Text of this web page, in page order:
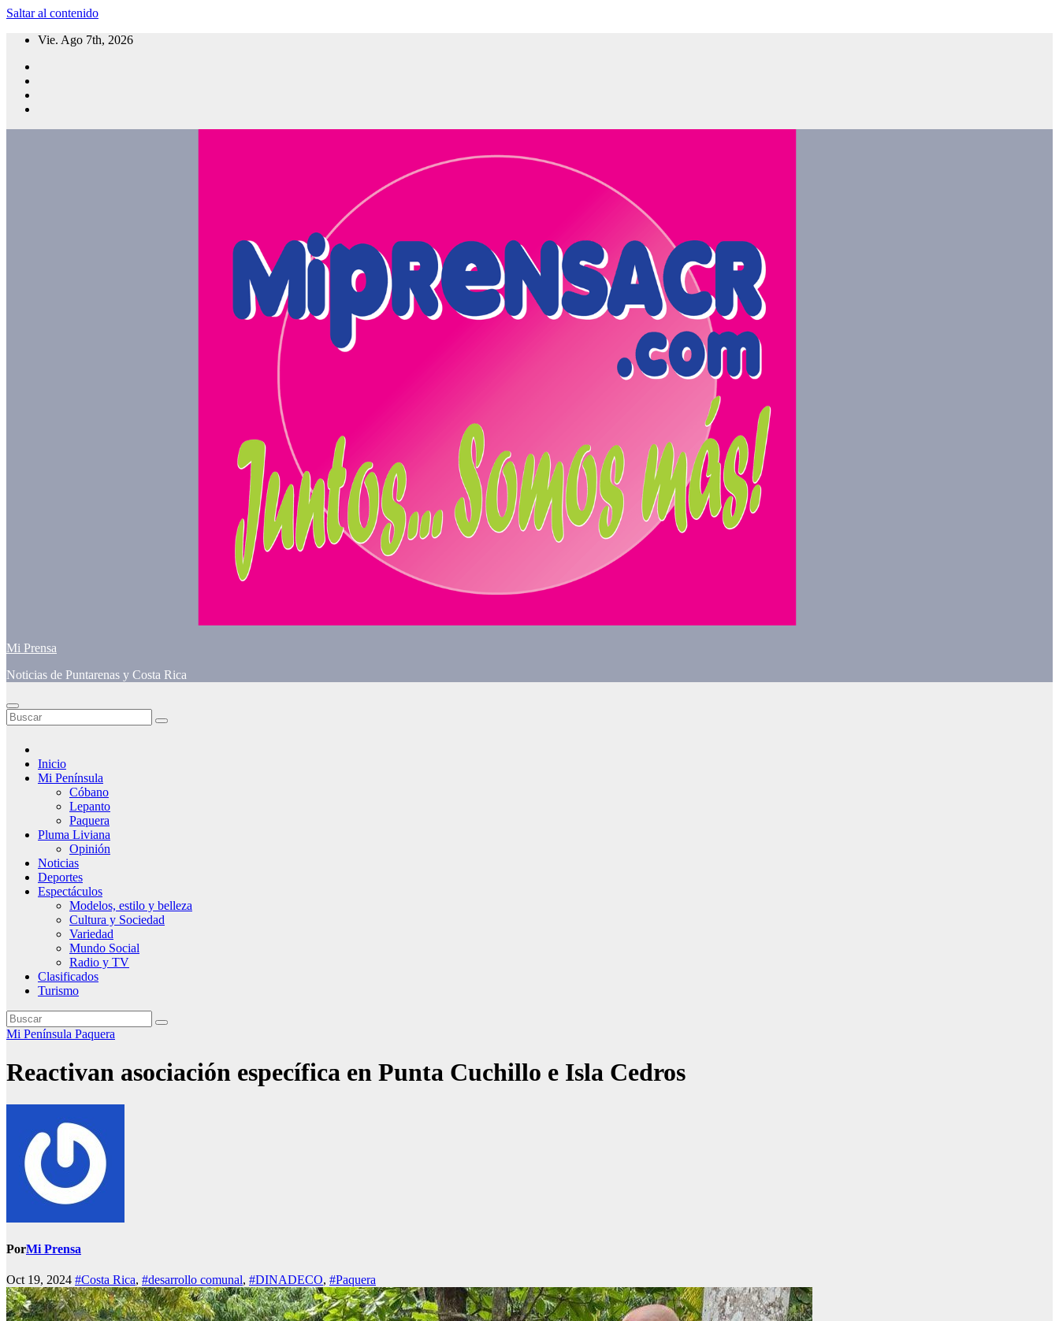
Saltar al contenido
Vie. Ago 7th, 2026
Mi Prensa
Noticias de Puntarenas y Costa Rica
Inicio
Mi Península
Cóbano
Lepanto
Paquera
Pluma Liviana
Opinión
Noticias
Deportes
Espectáculos
Modelos, estilo y belleza
Cultura y Sociedad
Variedad
Mundo Social
Radio y TV
Clasificados
Turismo
Mi Península Paquera
Reactivan asociación específica en Punta Cuchillo e Isla Cedros
PorMi Prensa
Oct 19, 2024 #Costa Rica, #desarrollo comunal, #DINADECO, #Paquera